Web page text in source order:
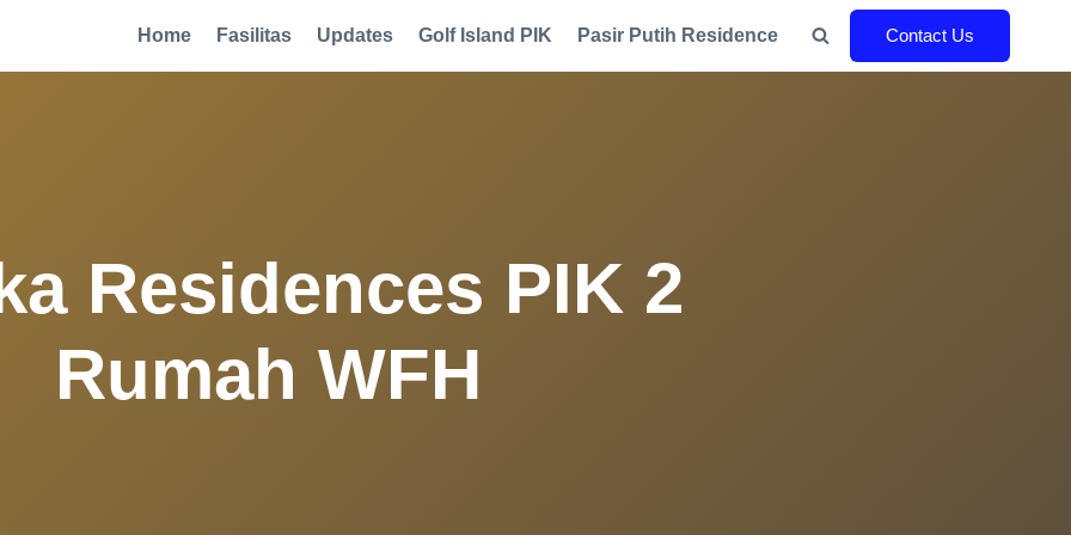
Home Fasilitas Updates Golf Island PIK Pasir Putih Residence Contact Us
UPDATE
Residences PIK 2
Rumah WFH